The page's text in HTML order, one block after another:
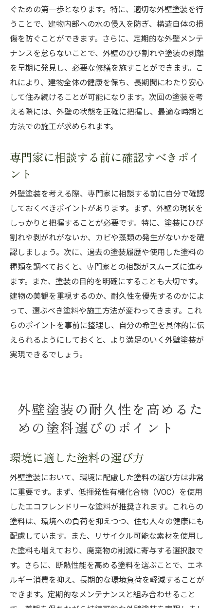
長期間美しさを維持するためのスケジュー
ル例
住まいの価値を高めるためのケアの重要性
ぐための第一歩となります。特に、適切な外壁塗装を行
うことで、建物内部への水の侵入を防ぎ、構造自体の損
傷を防ぐことができます。さらに、定期的な外壁メンテ
ナンスを怠らないことで、外壁のひび割れや塗装の剥離
を早期に発見し、必要な修繕を施すことができます。こ
れにより、建物全体の健康を保ち、長期間にわたり安心
して住み続けることが可能になります。次回の塗装を考
える際には、外壁の状態を正確に把握し、最適な時期と
方法での施工が求められます。
専門家に相談する前に確認すべきポイ
ント
外壁塗装を考える際、専門家に相談する前に自分で確認
しておくべきポイントがあります。まず、外壁の現状を
しっかりと把握することが必要です。特に、塗装にひび
割れや剥がれがないか、カビや藻類の発生がないかを確
認しましょう。次に、過去の塗装履歴や使用した塗料の
種類を調べておくと、専門家との相談がスムーズに進み
ます。また、塗装の目的を明確にすることも大切です。
建物の美観を重視するのか、耐久性を優先するのかによ
って、選ぶべき塗料や施工方法が変わってきます。これ
らのポイントを事前に整理し、自分の希望を具体的に伝
えられるようにしておくと、より満足のいく外壁塗装が
実現できるでしょう。
外壁塗装の耐久性を高めるた
めの塗料選びのポイント
環境に適した塗料の選び方
外壁塗装において、環境に配慮した塗料の選び方は非常
に重要です。まず、低揮発性有機化合物（VOC）を使用
したエコフレンドリーな塗料が推奨されます。これらの
塗料は、環境への負荷を抑えつつ、住む人々の健康にも
配慮しています。また、リサイクル可能な素材を使用し
た塗料も増えており、廃棄物の削減に寄与する選択肢で
す。さらに、断熱性能を高める塗料を選ぶことで、エネ
ルギー消費を抑え、長期的な環境負荷を軽減することが
できます。定期的なメンテナンスと組み合わせること